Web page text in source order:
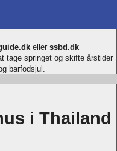
eller ssbd.dk
tage springet og skifte årstider
barfodsjul.
i Thailand